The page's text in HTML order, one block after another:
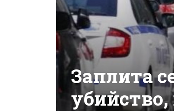
Заплита
убийство,